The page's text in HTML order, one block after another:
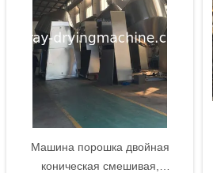
Машина порошка двойная
коническая смешивая,